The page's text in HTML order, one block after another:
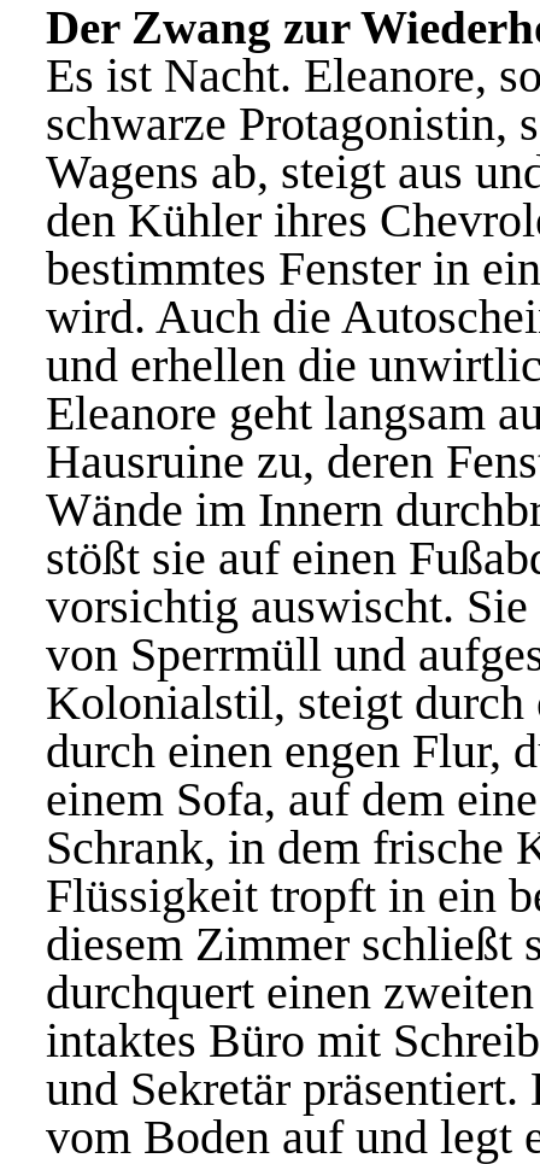
Der Zwang zur
Es ist Nacht. Eleanore,
schwarze Protagonistin,
Wagens ab, steigt aus
den Kühler ihres
bestimmtes Fenster in
wird. Auch die
und erhellen die
Eleanore geht langsam
Hausruine zu, deren
Wände im Innern
stößt sie auf einen
vorsichtig auswischt.
von Sperrmüll und
Kolonialstil, steigt durch
durch einen engen Flur,
einem Sofa, auf dem
Schrank, in dem frische
Flüssigkeit tropft in ein
diesem Zimmer schließt
durchquert einen
intaktes Büro mit
und Sekretär
vom Boden auf und legt